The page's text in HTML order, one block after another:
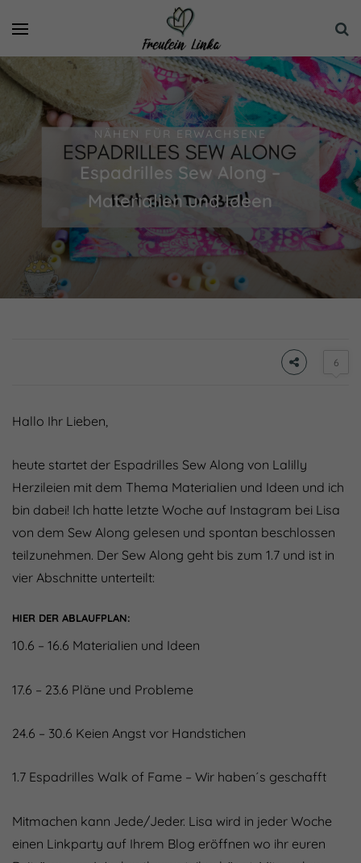
NÄHEN FÜR ERWACHSENE
Espadrilles Sew Along –
Materialien und Ideen
6
Hallo Ihr Lieben,
heute startet der Espadrilles Sew Along von Lalilly
Herzileien mit dem Thema Materialien und Ideen und ich
bin dabei! Ich hatte letzte Woche auf Instagram bei Lisa
von dem Sew Along gelesen und spontan beschlossen
teilzunehmen. Der Sew Along geht bis zum 1.7 und ist in
vier Abschnitte unterteilt:
HIER DER ABLAUFPLAN:
10.6 – 16.6 Materialien und Ideen
17.6 – 23.6 Pläne und Probleme
24.6 – 30.6 Keien Angst vor Handstichen
1.7 Espadrilles Walk of Fame – Wir haben´s geschafft
Mitmachen kann Jede/Jeder. Lisa wird in jeder Woche
einen Linkparty auf Ihrem Blog eröffnen wo ihr euren